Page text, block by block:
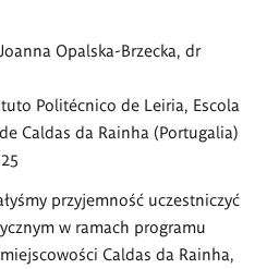
Opalska-Brzecka, dr
Politécnico de Leiria, Escola
Caldas da Rainha (Portugalia)
przyjemność uczestniczyć
w ramach programu
Caldas da Rainha,